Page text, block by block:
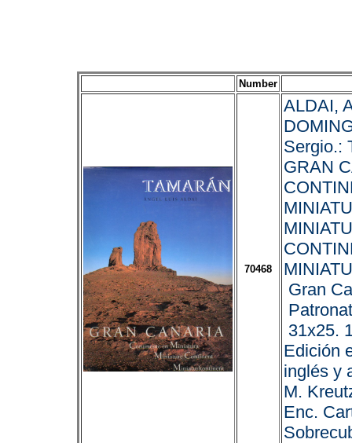
Number
70468
ALDAI,
Sergio.:
GRAN
Gran
31x25.
Edición
inglés y
M.
Enc.